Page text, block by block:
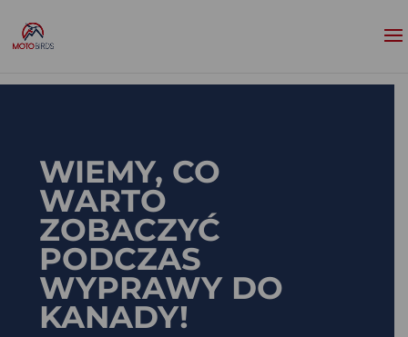
WIEMY, CO
WARTO
ZOBACZYĆ
PODCZAS
WYPRAWY DO
KANADY!